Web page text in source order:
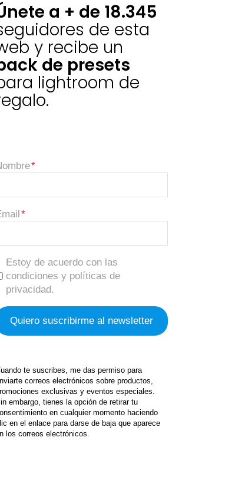
a + de 18.345
de esta
y recibe un
de presets
lightroom de
Estoy de acuerdo con las
condiciones y políticas de
privacidad.
te suscribes, me das permiso para
correos electrónicos sobre productos,
exclusivas y eventos especiales.
embargo, tienes la opción de retirar tu
en cualquier momento haciendo
en el enlace para darse de baja que aparece
los correos electrónicos.